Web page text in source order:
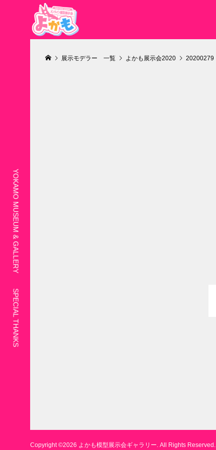
SPECIAL THANKS
展示モデラー 一覧 よかも展示会2020 20200279
Copyright ©2026 よかも模型展示会ギャラリー. All Rights Reserved.